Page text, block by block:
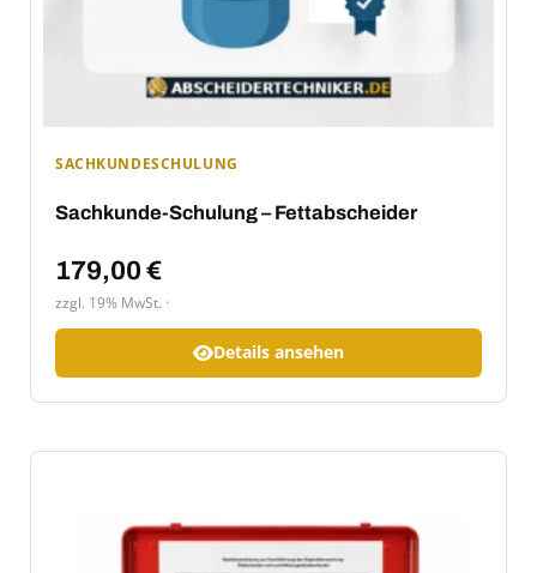
SACHKUNDESCHULUNG
Sachkunde-Schulung – Fettabscheider
179,00 €
zzgl. 19% MwSt.
Details ansehen